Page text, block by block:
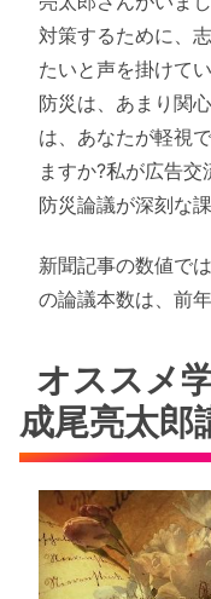
対策するために、
たいと声を掛けて
防災は、あまり関
は、あなたが軽視
ますか?私が広告
防災論議が深刻な
新聞記事の数値で
の論議本数は、前
オススメ
成尾亮太